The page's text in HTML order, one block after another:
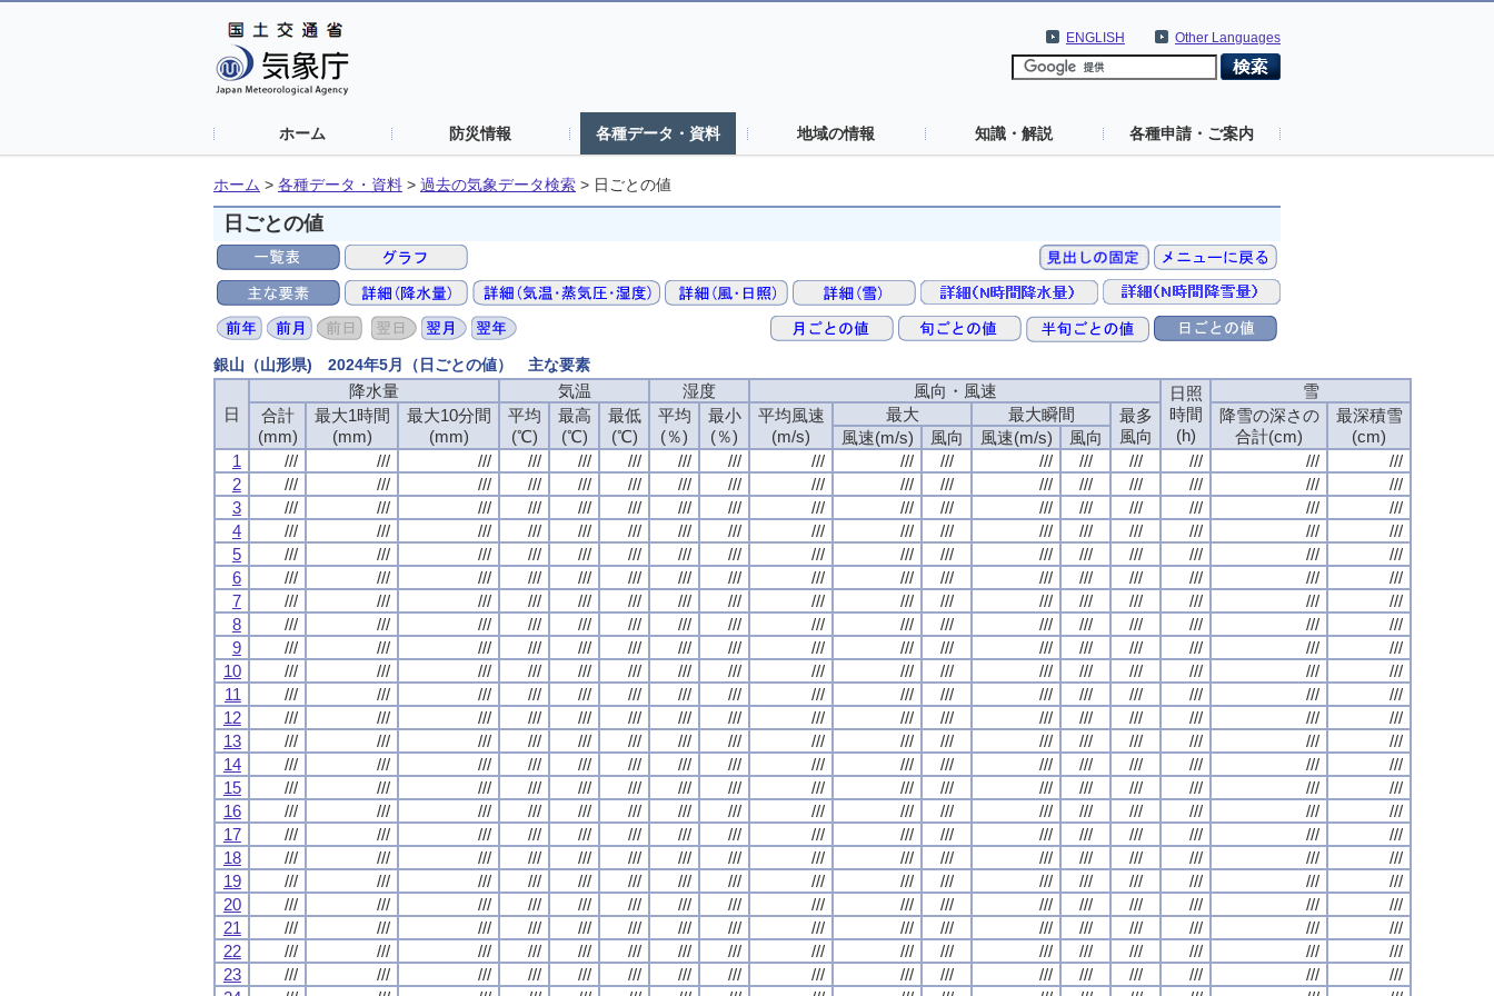
Other Languages
ENGLISH
ホーム 防災情報 各種データ・資料 地域の情報 知識・解説 各種申請・ご案内
ホーム > 各種データ・資料 > 過去の気象データ検索 > 日ごとの値
日ごとの値
銀山（山形県) 2024年5月（日ごとの値） 主な要素
日
降水量 気温 湿度 風向・風速
日照
時間
(h)
雪
合計
(mm)
最大1時間
(mm)
最大10分間
(mm)
平均
(℃)
最高
(℃)
最低
(℃)
平均
(％)
最小
(％)
平均風速
(m/s)
最大 最大瞬間
最多
風向
降雪の深さの
合計(cm)
最深積雪
(cm)
風速(m/s) 風向 風速(m/s)
風向
1
/// /// /// /// /// /// /// /// /// /// /// /// /// /// /// ///
///
2
/// /// /// /// /// /// /// /// /// /// /// /// /// /// /// ///
///
3
/// /// /// /// /// /// /// /// /// /// /// /// /// /// /// ///
///
4
/// /// /// /// /// /// /// /// /// /// /// /// /// /// /// ///
///
5
/// /// /// /// /// /// /// /// /// /// /// /// /// /// /// ///
///
6
/// /// /// /// /// /// /// /// /// /// /// /// /// /// /// ///
///
7
/// /// /// /// /// /// /// /// /// /// /// /// /// /// /// ///
///
8
/// /// /// /// /// /// /// /// /// /// /// /// /// /// /// ///
///
9
/// /// /// /// /// /// /// /// /// /// /// /// /// /// /// ///
///
10
/// /// /// /// /// /// /// /// /// /// /// /// /// /// /// ///
///
11
/// /// /// /// /// /// /// /// /// /// /// /// /// /// /// ///
///
12
/// /// /// /// /// /// /// /// /// /// /// /// /// /// /// ///
///
13
/// /// /// /// /// /// /// /// /// /// /// /// /// /// /// ///
///
14
/// /// /// /// /// /// /// /// /// /// /// /// /// /// /// ///
///
15
/// /// /// /// /// /// /// /// /// /// /// /// /// /// /// ///
///
16
/// /// /// /// /// /// /// /// /// /// /// /// /// /// /// ///
///
17
/// /// /// /// /// /// /// /// /// /// /// /// /// /// /// ///
///
18
/// /// /// /// /// /// /// /// /// /// /// /// /// /// /// ///
///
19
/// /// /// /// /// /// /// /// /// /// /// /// /// /// /// ///
///
20
/// /// /// /// /// /// /// /// /// /// /// /// /// /// /// ///
///
21
/// /// /// /// /// /// /// /// /// /// /// /// /// /// /// ///
///
22
/// /// /// /// /// /// /// /// /// /// /// /// /// /// /// ///
///
23
/// /// /// /// /// /// /// /// /// /// /// /// /// /// /// ///
///